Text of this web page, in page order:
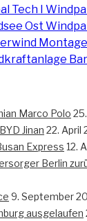
Tech I
Ost
Marco Polo
Jinan 22. April
Express 12.
Berlin
9. September
ausgelaufen